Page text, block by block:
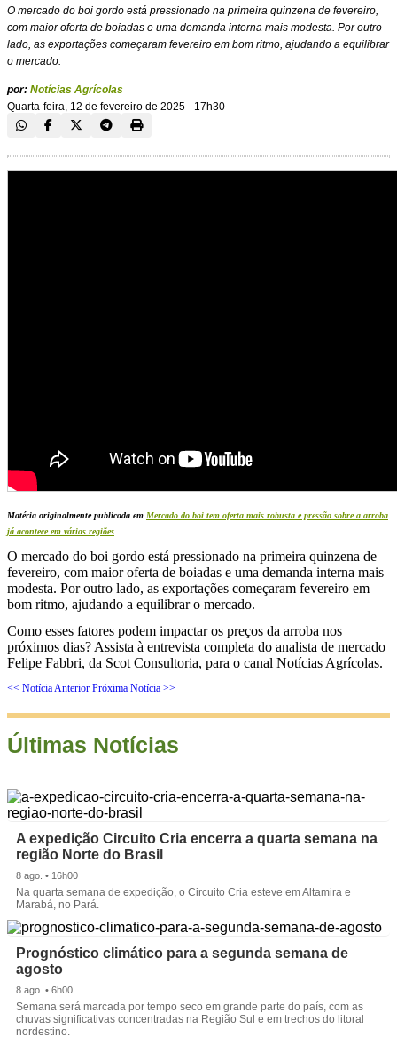
O mercado do boi gordo está pressionado na primeira quinzena de fevereiro,
com maior oferta de boiadas e uma demanda interna mais modesta. Por outro
lado, as exportações começaram fevereiro em bom ritmo, ajudando a equilibrar
o mercado.
por: Notícias Agrícolas
Quarta-feira, 12 de fevereiro de 2025 - 17h30
Matéria originalmente publicada em Mercado do boi tem oferta mais robusta e pressão sobre a arroba
já acontece em várias regiões
O mercado do boi gordo está pressionado na primeira quinzena de
fevereiro, com maior oferta de boiadas e uma demanda interna mais
modesta. Por outro lado, as exportações começaram fevereiro em
bom ritmo, ajudando a equilibrar o mercado.
Como esses fatores podem impactar os preços da arroba nos
próximos dias? Assista à entrevista completa do analista de mercado
Felipe Fabbri, da Scot Consultoria, para o canal Notícias Agrícolas.
<< Notícia Anterior Próxima Notícia >>
Últimas Notícias
A expedição Circuito Cria encerra a quarta semana na
região Norte do Brasil
8 ago. • 16h00
Na quarta semana de expedição, o Circuito Cria esteve em Altamira e
Marabá, no Pará.
Prognóstico climático para a segunda semana de
agosto
8 ago. • 6h00
Semana será marcada por tempo seco em grande parte do país, com as
chuvas significativas concentradas na Região Sul e em trechos do litoral
nordestino.